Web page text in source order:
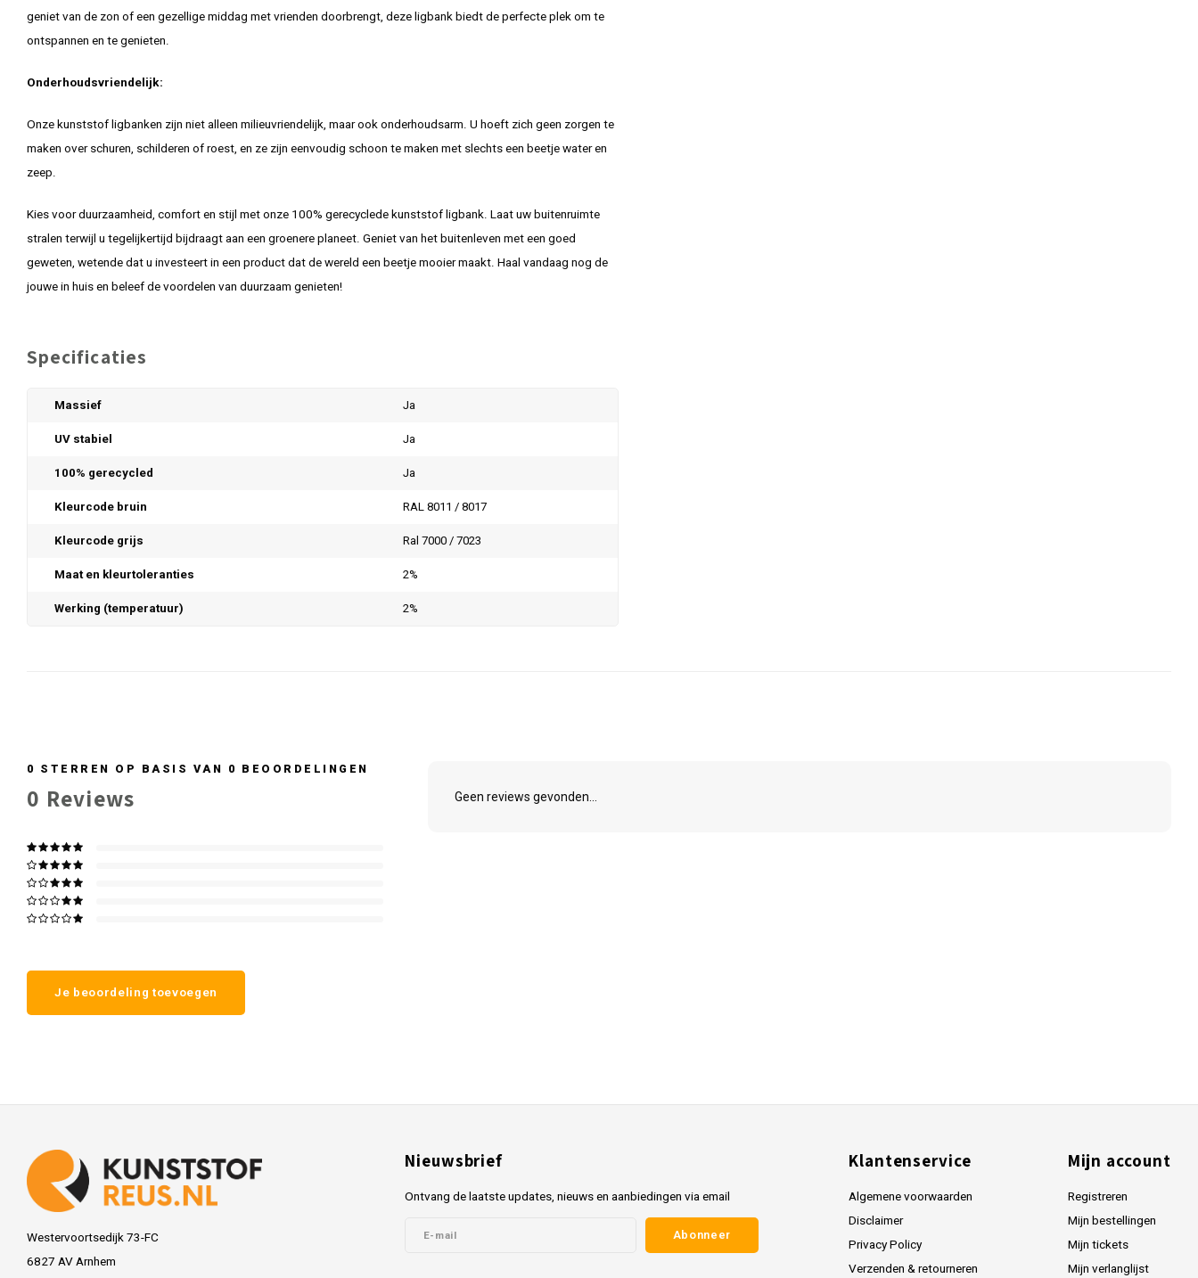
geniet van de zon of een gezellige middag met vrienden doorbrengt, deze ligbank biedt de perfecte plek om te
ontspannen en te genieten.
Onderhoudsvriendelijk:
Onze kunststof ligbanken zijn niet alleen milieuvriendelijk, maar ook onderhoudsarm. U hoeft zich geen zorgen te
maken over schuren, schilderen of roest, en ze zijn eenvoudig schoon te maken met slechts een beetje water en
zeep.
Kies voor duurzaamheid, comfort en stijl met onze 100% gerecyclede kunststof ligbank. Laat uw buitenruimte
stralen terwijl u tegelijkertijd bijdraagt aan een groenere planeet. Geniet van het buitenleven met een goed
geweten, wetende dat u investeert in een product dat de wereld een beetje mooier maakt. Haal vandaag nog de
jouwe in huis en beleef de voordelen van duurzaam genieten!
Specificaties
Massief Ja
UV stabiel Ja
100% gerecycled Ja
Kleurcode bruin RAL 8011 / 8017
Kleurcode grijs Ral 7000 / 7023
Maat en kleurtoleranties 2%
Werking (temperatuur) 2%
0 STERREN OP BASIS VAN 0 BEOORDELINGEN
0 Reviews
Je beoordeling toevoegen
Geen reviews gevonden...
Westervoortsedijk 73-FC
6827 AV Arnhem
Nieuwsbrief
Ontvang de laatste updates, nieuws en aanbiedingen via email
Abonneer
Klantenservice
Algemene voorwaarden
Disclaimer
Privacy Policy
Verzenden & retourneren
Mijn account
Registreren
Mijn bestellingen
Mijn tickets
Mijn verlanglijst